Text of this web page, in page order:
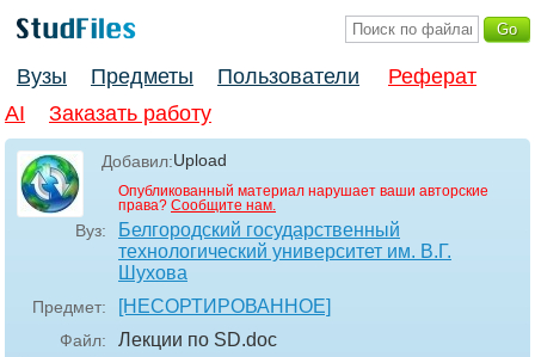
Вузы Предметы Пользователи
Реферат
AI
Заказать работу
Добавил:Upload
Опубликованный материал нарушает ваши авторские
права? Сообщите нам.
Вуз:
Белгородский государственный
технологический университет им. В.Г.
Шухова
Предмет: [НЕСОРТИРОВАННОЕ]
Файл: Лекции по SD.doc